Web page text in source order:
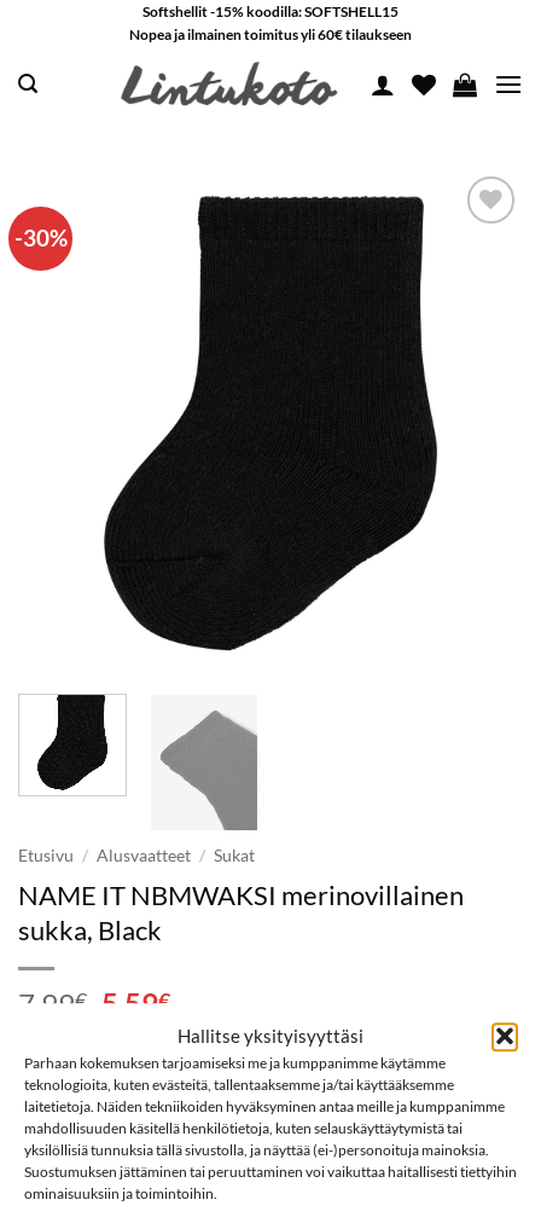
Hallitse yksityisyyttäsi
Parhaan kokemuksen tarjoamiseksi me ja kumppanimme käytämme
teknologioita, kuten evästeitä, tallentaaksemme ja/tai käyttääksemme
laitetietoja. Näiden tekniikoiden hyväksyminen antaa meille ja kumppanimme
mahdollisuuden käsitellä henkilötietoja, kuten selauskäyttäytymistä tai
yksilöllisiä tunnuksia tällä sivustolla, ja näyttää (ei-)personoituja mainoksia.
Suostumuksen jättäminen tai peruuttaminen voi vaikuttaa haitallisesti tiettyihin
ominaisuuksiin ja toimintoihin.
content
Softshellit -15% koodilla: SOFTSHELL15
Nopea ja ilmainen toimitus yli 60€ tilaukseen
-30%
LISÄÄ
SUOSIKKEIHIN
Etusivu / Alusvaatteet / Sukat
NAME IT NBMWAKSI merinovillainen
sukka, Black
7,99€
Alkuperäinen
oli:
7,99€.
5,59€Nykyinen
hinta
on:
5,59€.
Koko
NAME IT NBMWAKSI merinovillainen sukka, Black määrä
LISÄÄ OSTOSKORIIN